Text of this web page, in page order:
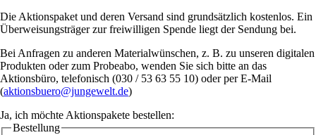
Die Aktionspaket und deren Versand sind grundsätzlich kostenlos. Ein
Überweisungsträger zur freiwilligen Spende liegt der Sendung bei.
Bei Anfragen zu anderen Materialwünschen, z. B. zu unseren digitalen
Produkten oder zum Probeabo, wenden Sie sich bitte an das
Aktionsbüro, telefonisch (030 / 53 63 55 10) oder per E-Mail
(aktionsbuero@jungewelt.de)
Ja, ich möchte Aktionspakete bestellen:
Bestellung